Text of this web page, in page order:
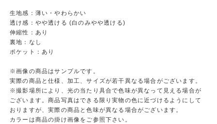
生地感：薄い・やわらかい
透け感：やや透ける (白のみやや透ける)
伸縮性：あり
裏地：なし
ポケット：あり
※画像の商品はサンプルです。
実際の商品と仕様、加工、サイズが若干異なる場合がございます。
※撮影場所により、光の当たり具合で色味が異なって見える場合が
ございます。商品写真はできる限り実物の色に近づけるようにして
おりますが、実際の商品と色味が異なる場合がございます。
カラーは商品の掛け画像をご参照下さい。